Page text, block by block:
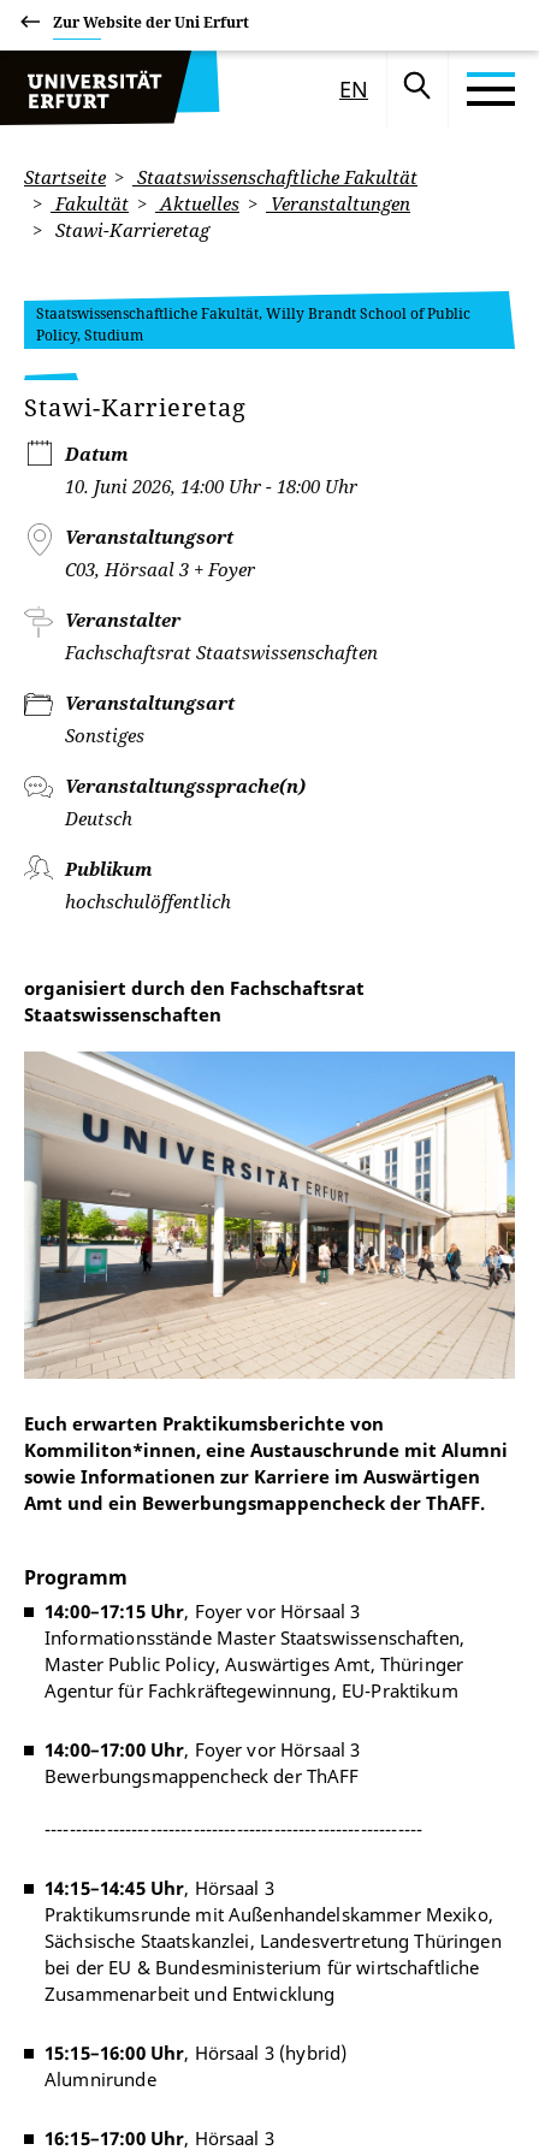
Zur Website der Uni Erfurt
EN
Startseite
Staatswissenschaftliche Fakultät
Fakultät
Aktuelles
Veranstaltungen
Stawi-Karrieretag
Staatswissenschaftliche Fakultät, Willy Brandt School of Public
Policy, Studium
Stawi-Karrieretag
Datum
10. Juni 2026, 14:00 Uhr - 18:00 Uhr
Veranstaltungsort
C03, Hörsaal 3 + Foyer
Veranstalter
Fachschaftsrat Staatswissenschaften
Veranstaltungsart
Sonstiges
Veranstaltungssprache(n)
Deutsch
Publikum
hochschulöffentlich
organisiert durch den Fachschaftsrat
Staatswissenschaften
Euch erwarten Praktikumsberichte von
Kommiliton*innen, eine Austauschrunde mit Alumni
sowie Informationen zur Karriere im Auswärtigen
Amt und ein Bewerbungsmappencheck der ThAFF.
Programm
14:00–17:15 Uhr, Foyer vor Hörsaal 3
Informationsstände Master Staatswissenschaften,
Master Public Policy, Auswärtiges Amt, Thüringer
Agentur für Fachkräftegewinnung, EU-Praktikum
14:00–17:00 Uhr, Foyer vor Hörsaal 3
Bewerbungsmappencheck der ThAFF
-------------------------------------------------------------
14:15–14:45 Uhr, Hörsaal 3
Praktikumsrunde mit Außenhandelskammer Mexiko,
Sächsische Staatskanzlei, Landesvertretung Thüringen
bei der EU & Bundesministerium für wirtschaftliche
Zusammenarbeit und Entwicklung
15:15–16:00 Uhr, Hörsaal 3 (hybrid)
Alumnirunde
16:15–17:00 Uhr, Hörsaal 3